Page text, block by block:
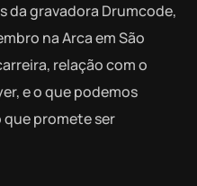
gravadora Drumcode,
na Arca em São
relação com o
e o que podemos
promete ser